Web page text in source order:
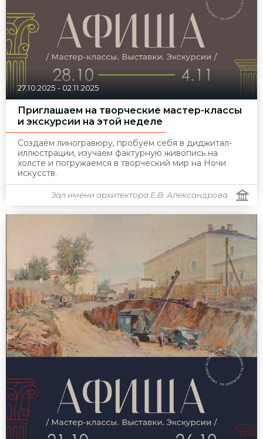
27.10.2025 - 02.11.2025
Приглашаем на творческие мастер-классы
и экскурсии на этой неделе
Создаём линогравюру, пробуем себя в диджитал-
иллюстрации, изучаем фактурную живопись на
холсте и погружаемся в творческий мир на Ночи
искусств.
Зал имени архитектора Е.В. Александрова